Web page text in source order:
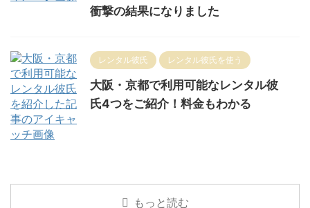
衝撃の結果になりました
レンタル彼氏 レンタル彼氏を使う
大阪・京都で利用可能なレンタル彼
氏4つをご紹介！料金もわかる
もっと読む